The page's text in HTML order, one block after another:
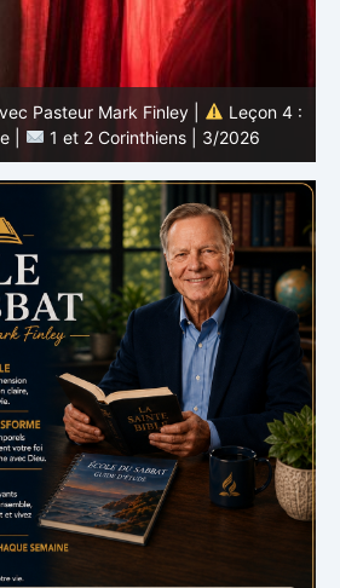
Pasteur Mark Finley |
Leçon 3 :
et 2 Corinthiens | 3/2026